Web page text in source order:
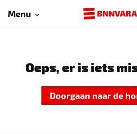
Menu
Oeps, er is iets
Doorgaan naar de